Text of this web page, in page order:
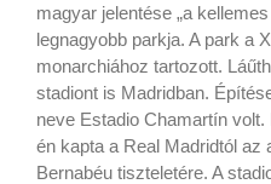
magyar jelentése „a
legnagyobb parkja. A park a
monarchiához tartozott.
stadiont is Madridban.
neve Estadio Chamartín
én kapta a Real Madridtól az
Bernabéu tiszteletére. A